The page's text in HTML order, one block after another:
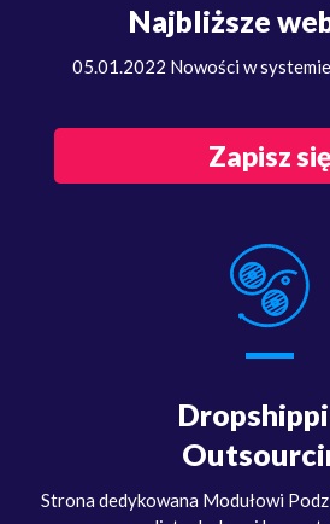
Najbliższe
05.01.2022 Nowości w
Zapisz się
Strona dedykowana Modułowi